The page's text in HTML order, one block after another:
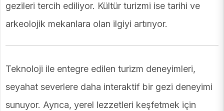
gezileri tercih ediliyor. Kültür turizmi ise tarihi ve
arkeolojik mekanlara olan ilgiyi artırıyor.
Teknoloji ile entegre edilen turizm deneyimleri,
seyahat severlere daha interaktif bir gezi deneyimi
sunuyor. Ayrıca, yerel lezzetleri keşfetmek için